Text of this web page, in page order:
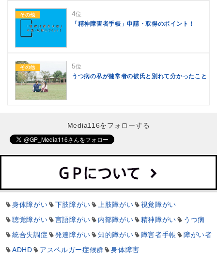
その他 4位
「精神障害者手帳」申請・取得のポイント！
その他 5位
うつ病の私が健常者の彼氏と別れて分かったこと
Media116をフォローする
身体障がい 下肢障がい 上肢障がい
視覚障がい
聴覚障がい
言語障がい 内部障がい 精神障がい
うつ病
統合失調症
発達障がい 知的障がい 障害者手帳
障がい者
ADHD
アスペルガー症候群
身体障害